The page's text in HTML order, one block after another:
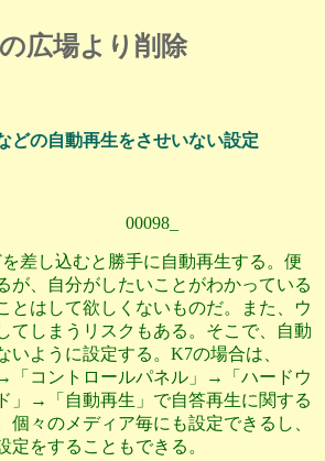
場より削除
どの自動再生をさせいない設定
00098_
差し込むと勝手に自動再生する。便
が、自分がしたいことがわかっている
とはして欲しくないものだ。また、ウ
てしまうリスクもある。そこで、自動
いように設定する。K7の場合は、
「コントロールパネル」→「ハードウ
」→「自動再生」で自答再生に関する
個々のメディア毎にも設定できるし、
定をすることもできる。